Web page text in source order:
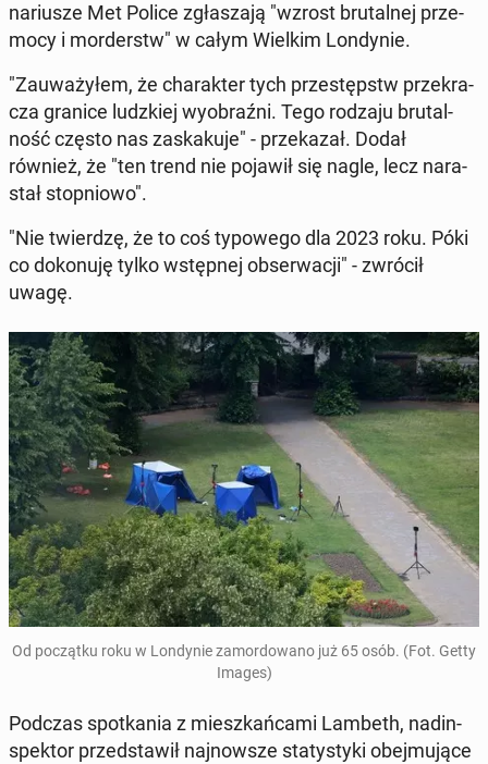
na­riu­sze Met Police zgła­sza­ją "wzrost bru­tal­nej prze­
mo­cy i mor­derstw" w całym Wielkim Lon­dy­nie.
"Za­uwa­ży­łem, że cha­rak­ter tych prze­stępstw prze­kra­
cza granice ludz­kiej wy­obraź­ni. Tego rodzaju bru­tal­
ność często nas za­ska­ku­je" - prze­ka­zał. Dodał
również, że "ten trend nie pojawił się nagle, lecz na­ra­
stał stop­nio­wo".
"Nie twier­dzę, że to coś ty­po­we­go dla 2023 roku. Póki
co do­ko­nu­ję tylko wstęp­nej ob­ser­wa­cji" - zwrócił
uwagę.
Od po­cząt­ku roku w Lon­dy­nie za­mor­do­wa­no już 65 osób. (Fot. Getty
Images)
Podczas spo­tka­nia z miesz­kań­ca­mi Lambeth, nad­in­
spek­tor przed­sta­wił naj­now­sze sta­ty­sty­ki obej­mu­ją­ce